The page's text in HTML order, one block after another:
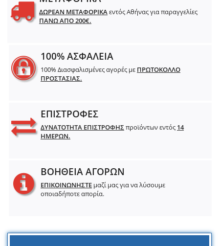
ΔΩΡΕΑΝ ΜΕΤΑΦΟΡΙΚΑεντός Αθήνας για παραγγελίες
ΠΑΝΩ ΑΠΟ 200€.
100% ΑΣΦΑΛΕΙΑ
100% Διασφαλισμένες αγορές με ΠΡΩΤΟΚΟΛΛΟ
ΠΡΟΣΤΑΣΙΑΣ.
ΕΠΙΣΤΡΟΦΕΣ
ΔΥΝΑΤΟΤΗΤΑ ΕΠΙΣΤΡΟΦΗΣπροϊόντων εντός 14
ΗΜΕΡΩΝ.
ΒΟΗΘΕΙΑ ΑΓΟΡΩΝ
ΕΠΙΚΟΙΝΩΝΗΣΤΕ μαζί μας για να λύσουμε
οποιαδήποτε απορία.